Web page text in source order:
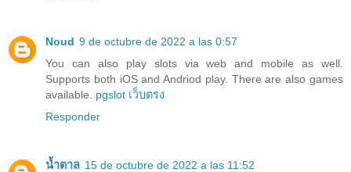
Noud 9 de octubre de 2022 a las 0:57
You can also play slots via web and mobile as well.
Supports both iOS and Andriod play. There are also games
available. pgslot เว็บตรง
Responder
น้ำตาล 15 de octubre de 2022 a las 11:52